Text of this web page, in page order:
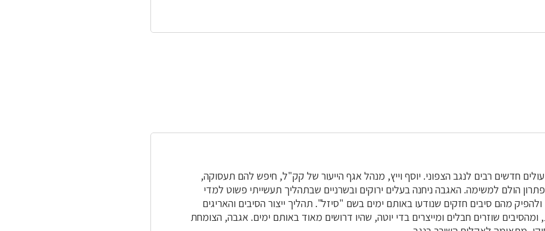
50 הגיעו עולים חדשים רבים לנגב הצפוני. יוסף וייץ, מנהל אגף הייעור של קק"ל, חיפש להם תעסוקה,
הולם למשימה. האגבה ניחנה בעלים ירוקים ובשרניים שבתהליך תעשייתי פשוט למדי
מהם סיבים חזקים שנודעו באותם ימים בשם "סיזל". תהליך ייצור הסיבים והאריגים
ומהסיבים שוזרים חבלים ומייצרים בדי יוטה, שהיו דרושים מאוד באותם ימים. אגבה, הצומחת